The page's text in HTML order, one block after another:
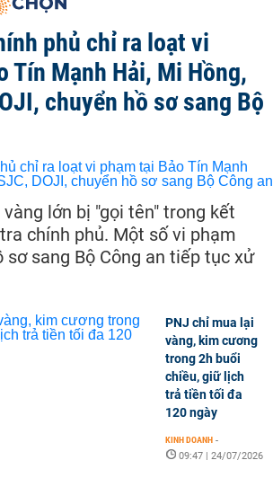
phủ chỉ ra loạt vi
Tín Mạnh Hải, Mi Hồng,
chuyển hồ sơ sang Bộ
lớn bị "gọi tên" trong kết
chính phủ. Một số vi phạm
sơ sang Bộ Công an tiếp tục xử
PNJ chỉ mua lại
vàng, kim cương
trong 2h buổi
chiều, giữ lịch
trả tiền tối đa
120 ngày
KINH DOANH -
09:47 | 24/07/2026